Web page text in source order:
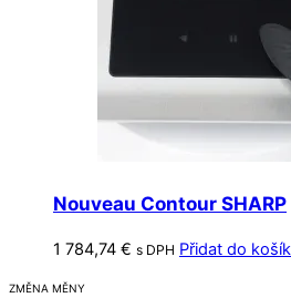
Nouveau Contour SHARP
1 784,74 € s DPH Přidat do
ZMĚNA MĚNY